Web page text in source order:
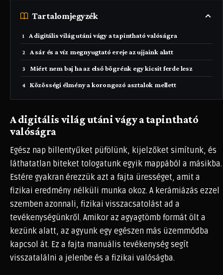
Tartalomjegyzék
A digitális világ utáni vágy a tapintható valóságra
A sár és a víz megnyugtató ereje az ujjaink alatt
Miért nem baj ha az első bögrénk egy kicsit ferde lesz
Közösségi élmény a korongozó asztalok mellett
A digitális világ utáni vágy a tapintható
valóságra
Egész nap billentyűket püfölünk, kijelzőket simítunk, és
láthatatlan biteket tologatunk egyik mappából a másikba.
Estére gyakran érezzük azt a fajta ürességet, amit a
fizikai eredmény nélküli munka okoz. A kerámiázás ezzel
szemben azonnali, fizikai visszacsatolást ad a
tevékenységünkről. Amikor az agyagtömb formát ölt a
kezünk alatt, az agyunk egy egészen más üzemmódba
kapcsol át. Ez a fajta manuális tevékenység segít
visszatalálni a jelenbe és a fizikai valóságba.